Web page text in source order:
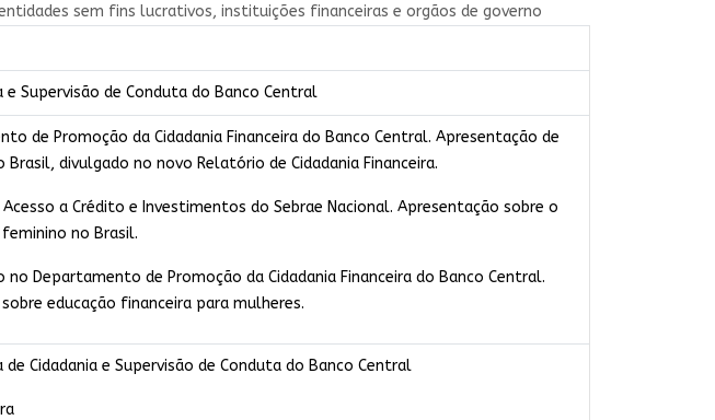
sem fins lucrativos, instituições financeiras e orgãos de governo​
e Supervisão de Conduta do Banco Central
de Promoção da Cidadania Financeira do Banco Central. Apresentação de
divulgado no novo Relatório de Cidadania Financeira.
a Crédito e Investimentos do Sebrae Nacional. Apresentação sobre o
no Brasil.
no Departamento de Promoção da Cidadania Financeira do Banco Central.
educação financeira para mulheres.
de Cidadania e Supervisão de Conduta do Banco Central